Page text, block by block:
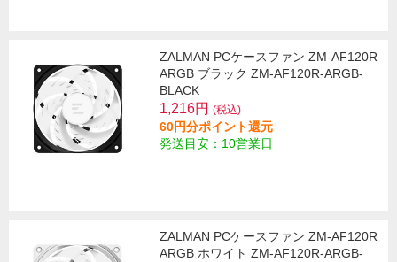
ZALMAN PCケースファン ZM-AF120R
ARGB ブラック ZM-AF120R-ARGB-
BLACK
1,216円 (税込)
60円分ポイント還元
発送目安：10営業日
ZALMAN PCケースファン ZM-AF120R
ARGB ホワイト ZM-AF120R-ARGB-